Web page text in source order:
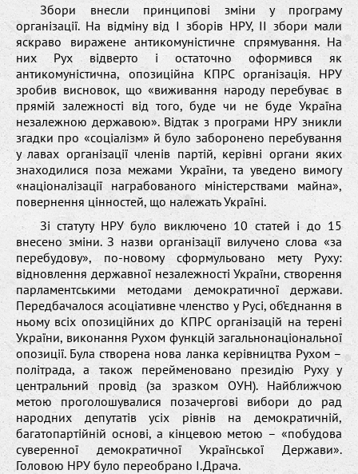
Збори внесли принципові зміни у програму
організації. На відміну від І зборів НРУ, ІІ збори мали
яскраво виражене антикомуністичне спрямування. На
них Рух відверто і остаточно оформився як
антикомуністична, опозиційна КПРС організація. НРУ
зробив висновок, що «виживання народу перебуває в
прямій залежності від того, буде чи не буде Україна
незалежною державою». Відтак з програми НРУ зникли
згадки про «соціалізм» й було заборонено перебування
у лавах організації членів партій, керівні органи яких
знаходилися поза межами України, та уведено вимогу
«націоналізації награбованого міністерствами майна»,
повернення цінностей, що належать Україні.
Зі статуту НРУ було виключено 10 статей і до 15
внесено зміни. З назви організації вилучено слова «за
перебудову», по-новому сформульовано мету Руху:
відновлення державної незалежності України, створення
парламентськими методами демократичної держави.
Передбачалося асоціативне членство у Русі, об’єднання в
ньому всіх опозиційних до КПРС організацій на терені
України, виконання Рухом функцій загальнонаціональної
опозиції. Була створена нова ланка керівництва Рухом –
політрада, а також перейменовано президію Руху у
центральний провід (за зразком ОУН). Найближчою
метою проголошувалися позачергові вибори до рад
народних депутатів усіх рівнів на демократичній,
багатопартійній основі, а кінцевою метою – «побудова
суверенної демократичної Української Держави».
Головою НРУ було переобрано І.Драча.